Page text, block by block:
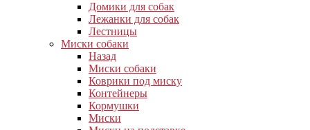
Домики для собак
Лежанки для собак
Лестницы
Миски собаки
Назад
Миски собаки
Коврики под миску
Контейнеры
Кормушки
Миски